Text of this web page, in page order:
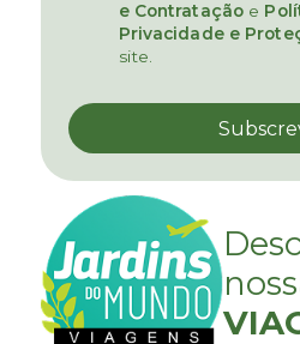
e Contratação e
Privacidade e
site.